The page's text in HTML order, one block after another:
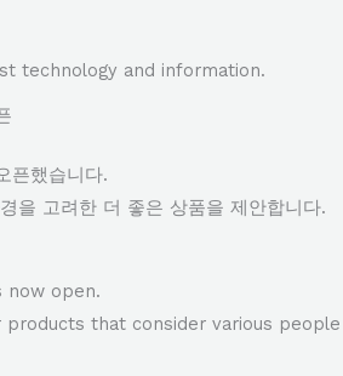
technology and information.
픈했습니다.
을 고려한 더 좋은 상품을 제안합니다.
now open.
that consider various people